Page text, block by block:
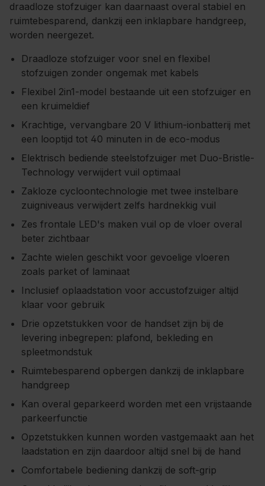
draadloze stofzuiger kan daarnaast overal stabiel en
ruimtebesparend, dankzij een inklapbare handgreep,
worden neergezet.
Draadloze stofzuiger voor snel en flexibel
stofzuigen zonder ongemak met kabels
Flexibel 2in1-model bestaande uit een stofzuiger en
een kruimeldief
Krachtige, vervangbare 20 V lithium-ionbatterij met
een looptijd tot 40 minuten in de eco-modus
Elektrisch bediende steelstofzuiger met Duo-Bristle-
Technology verwijdert vuil optimaal
Zakloze cycloontechnologie met twee instelbare
zuigniveaus verwijdert zelfs hardnekkig vuil
Zes frontale LED's maken vuil op de vloer overal
beter zichtbaar
Zachte wielen geschikt voor gevoelige vloeren
zoals parket of laminaat
Inclusief oplaadstation voor accustofzuiger altijd
klaar voor gebruik
Drie opzetstukken voor de handset zijn bij de
levering inbegrepen: plafond, bekleding en
spleetmondstuk
Ruimtebesparend opbergen dankzij de inklapbare
handgreep
Kan overal geparkeerd worden met een vrijstaande
parkeerfunctie
Opzetstukken kunnen worden vastgemaakt aan het
laadstation en zijn daardoor altijd snel bij de hand
Comfortabele bediening dankzij de soft-grip